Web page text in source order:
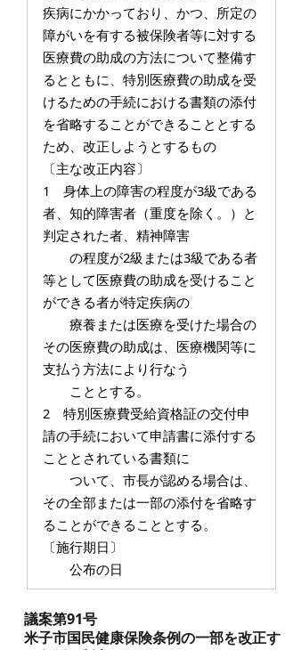
疾病にかかっており、かつ、所定の
障がいを有する被保険者等に対する
医療費の助成の方法について整備す
るとともに、特別医療費の助成を受
けるための手続における書類の添付
を省略することができることとする
ため、改正しようとするもの
〔主な改正内容〕
1 身体上の障害の程度が3級である
者、知的障害者（重度を除く。）と
判定された者、精神障害
の程度が2級または3級である者
等として医療費の助成を受けること
ができる者が特定疾病の
療養または医療を受けた場合の
その医療費の助成は、医療機関等に
支払う方法により行なう
こととする。
2 特別医療費受給資格証の交付申
請の手続において申請書に添付する
こととされている書類に
ついて、市長が認める場合は、
その全部または一部の添付を省略す
ることができることとする。
〔施行期日〕
公布の日
議案第91号
米子市国民健康保険条例の一部を改正す